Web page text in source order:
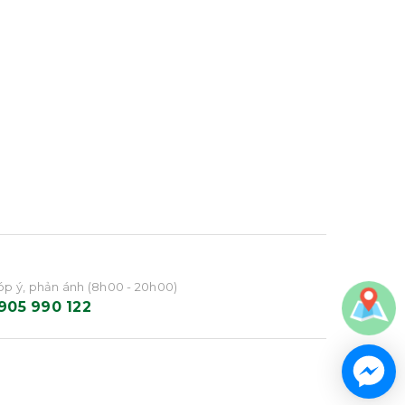
ý, phản ánh (8h00 - 20h00)
990 122